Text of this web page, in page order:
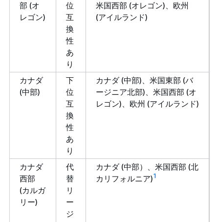
部 (オ
レゴン)
位
互
換
性
あ
り
米国西部 (オレゴン)、欧州
(アイルランド)
カナダ
(中部)
下
位
互
換
性
あ
り
カナダ (中部)、米国東部 (バ
ージニア北部)、米国西部 (オ
レゴン)、欧州 (アイルランド)
カナダ
西部
(カルガ
リー)
代
替
リ
ー
ジ
カナダ (中部）、米国西部 (北
カリフォルニア)1